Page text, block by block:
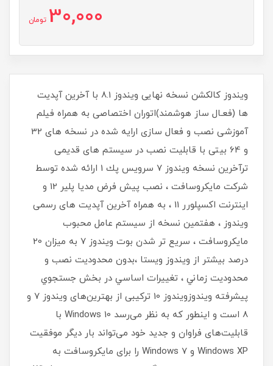
30,000 تومان
ویندوز کالکشن نسخه نهایی ویندوز 8.1 با آخرین آپدیت
ها (فعـال ساز هوشمند)اتوران اختصاصی به همراه فیلم
آموزشی نصب و فعال سازی ارایه شده در نسخه های 32
و 64 بیتی با قابلیت نصب در سیستم های قدیمی
ترآخرين نسخه ويندوز 7 سرويس پك 1 ارائه شده توسط
شركت مايكروسافت ، نصب پيش فرض مديا پلير 12 و
اينترنت اکسپلورر 11 ، به همراه آخرین آپدیت های رسمی
ویندوز ، هفتمین نسخه از سیستم عامل محبوب
مایکروسافت ، سريع تر شدن بوت ويندوز 7 به ميزان 20
درصد بيشتر از ويندوز ويستا ،بدون محدوديت نصب و
محدوديت زماني ، تغييرات اساسي در بخش جستجوي
پيشرفته ويندوزویندوز 10 ترکیبی از بهترین‌های ویندوز 7 و
8 است و اینطور که به نظر می‌رسد Windows 10 با
قابلیت‌های فراوان و جدید خود می‌تواند بار دیگر موفقیت
Windows XP و Windows 7 را برای مایکروسافت به